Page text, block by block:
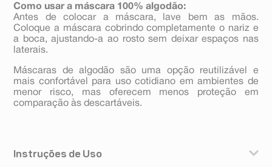
Como usar a máscara 100% algodão:
Antes de colocar a máscara, lave bem as mãos.
Coloque a máscara cobrindo completamente o nariz e
a boca, ajustando-a ao rosto sem deixar espaços nas
laterais.
Máscaras de algodão são uma opção reutilizável e
mais confortável para uso cotidiano em ambientes de
menor risco, mas oferecem menos proteção em
comparação às descartáveis.
Instruções de Uso